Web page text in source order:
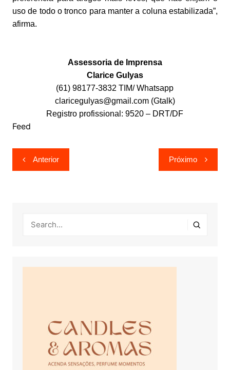
uso de todo o tronco para manter a coluna estabilizada”,
afirma.
Assessoria de Imprensa
Clarice Gulyas
(61) 98177-3832 TIM/ Whatsapp
claricegulyas@gmail.com (Gtalk)
Registro profissional: 9520 – DRT/DF
Feed
Navegação
de
Anterior Próximo